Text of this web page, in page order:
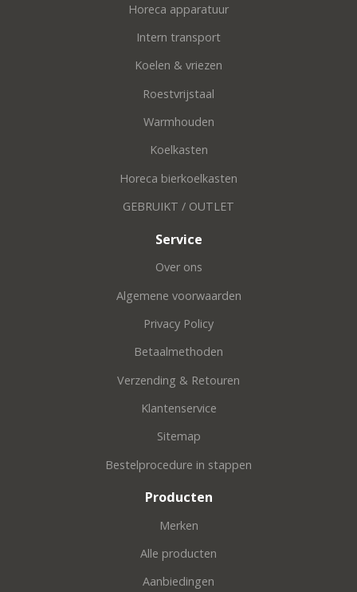
Horeca apparatuur
Intern transport
Koelen & vriezen
Roestvrijstaal
Warmhouden
Koelkasten
Horeca bierkoelkasten
GEBRUIKT / OUTLET
Service
Over ons
Algemene voorwaarden
Privacy Policy
Betaalmethoden
Verzending & Retouren
Klantenservice
Sitemap
Bestelprocedure in stappen
Producten
Merken
Alle producten
Aanbiedingen